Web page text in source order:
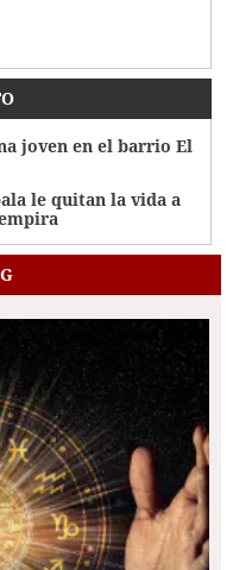
joven en el barrio El
le quitan la vida a